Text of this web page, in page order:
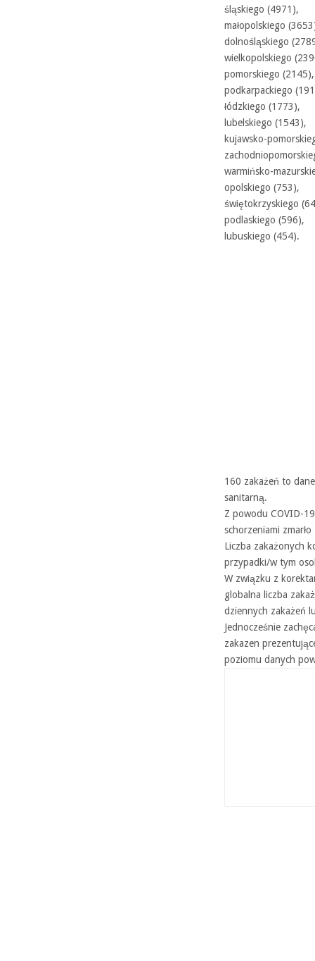
śląskiego (4971),
małopolskiego
dolnośląskiego
wielkopolskiego
pomorskiego (2145),
podkarpackiego
łódzkiego (1773),
lubelskiego (1543),
kujawsko-
warmińsko-
opolskiego (753),
świętokrzyskiego
podlaskiego (596),
lubuskiego (454).
160 zakażeń to
sanitarną.
Z powodu COVID-
schorzeniami
Liczba zakażonych
przypadki/w tym
W związku z
globalna liczba
dziennych zakażeń
Jednocześnie
zakazen
poziomu danych